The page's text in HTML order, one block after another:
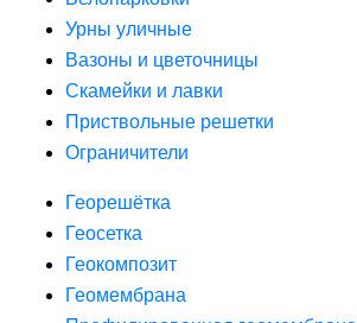
Урны уличные
Вазоны и цветочницы
Скамейки и лавки
Приствольные решетки
Ограничители
Георешётка
Геосетка
Геокомпозит
Геомембрана